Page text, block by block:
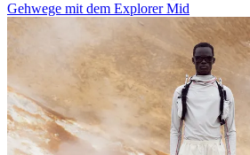
Gehwege mit dem Explorer Mid